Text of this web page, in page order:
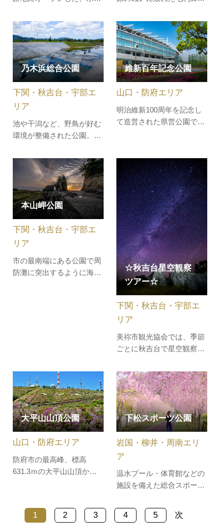
園です。県内初の人工芝フ
ィールドを持つ「やまぐち
富士商ドーム」をはじめ、
子供に人気のマウンテンネ
ット（アスレチック）があ
るトリムの広場、海浜スポ
ーツが楽しめる月の海、サ
ッカー・…
ました。萩城は、江戸時代
には珍しく周囲を石垣と土
塀で囲った本格的な山城
で、指月山に築城されたこ
とから「指月城」とも呼ば
れていました。1874年（明
治7年）に解体されてしま
いましたが、…
乃木浜総合公園
池や干潟など、野鳥が好む
環境が整備された公園。野
バードウォッチングが楽し
めます。平成16年には大き
な親水広場が完成し、水鉄
砲などの水用遊具も設置さ
れています。その他芝生公
園や遊具、散策道などもあ
り、1日中無料で楽しめる
スポット…
下関・秋吉台・宇部エ
リア
維新百年記念公園
明治維新100周年を記念し
て造営された県営公園で、
となっています。山口県の
都市公園の中核となる公園
で、スポーツ・文化・レジ
ャーの拠点として広く県民
に親しまれています。記念
塔の森、花壇、池、遊歩道
のほか各…
山口・防府エリア
本山岬公園
市の最南端にある公園で周
防灘に突出するように海に
観な景色…
下関・秋吉台・宇部エ
リア
☆秋吉台星空観察
ツアー☆
美祢市観光協会では、季節
ごとに秋吉台で星空観察ツ
現在予約受付中のツアー
は、下記のとおりで
す!!2026年8月13日（木）秋
吉台で極大ペルセウス座流
星群を観察しよう！！
下関・秋吉台・宇部エ
リア
大平山山頂公園
防府市の最高峰、標高
631.3ｍの大平山山頂から
の国東半島までも望むこと
ができます。山頂公園に
山口・防府エリア
下松スポーツ公園
温水プール・体育館などの
施設を備えた総合スポーツ
には、アスレチック遊具が
あり、親子連れで賑わいま
岩国・柳井・周南エリ
ア
1 2 3 4 5 次